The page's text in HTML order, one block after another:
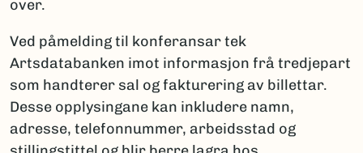
over.
Ved påmelding til konferansar tek
Artsdatabanken imot informasjon frå tredjepart
som handterer sal og fakturering av billettar.
Desse opplysingane kan inkludere namn,
adresse, telefonnummer, arbeidsstad og